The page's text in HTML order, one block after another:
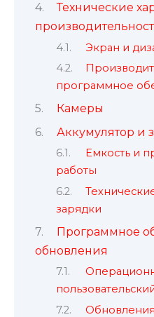
Технические
Экран и
программное
Камеры
Аккумулятор и
Емкость и
работы
зарядки
Программное
обновления